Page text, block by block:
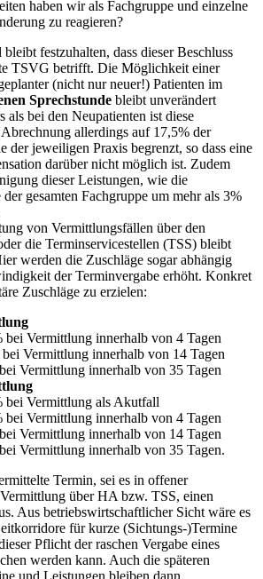
haben wir als Fachgruppe und einzelne
zu reagieren?
festzuhalten, dass dieser Beschluss
TSVG betrifft. Die Möglichkeit einer
(nicht nur neuer!) Patienten im
Sprechstunde bleibt unverändert
als bei den Neupatienten ist diese
allerdings auf 17,5% der
der jeweiligen Praxis begrenzt, so dass eine
darüber nicht möglich ist. Zudem
dieser Leistungen, wie die
gesamten Fachgruppe um mehr als 3%
von Vermittlungsfällen über den
die Terminservicestellen (TSS) bleibt
werden die Zuschläge sogar abhängig
der Terminvergabe erhöht. Konkret
Zuschläge zu erzielen:
bei Vermittlung innerhalb von 4 Tagen
Vermittlung innerhalb von 14 Tagen
Vermittlung innerhalb von 35 Tagen
bei Vermittlung als Akutfall
bei Vermittlung innerhalb von 4 Tagen
Vermittlung innerhalb von 14 Tagen
Vermittlung innerhalb von 35 Tagen.
Termin, sei es in offener
über HA bzw. TSS, einen
Aus betriebswirtschaftlicher Sicht wäre es
für kurze (Sichtungs-)Termine
Pflicht der raschen Vergabe eines
werden kann. Auch die späteren